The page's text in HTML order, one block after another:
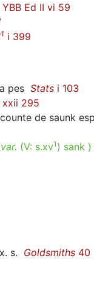
YBB Ed II vi 59
1 i 399
pes Stats i 103
xxii 295
de saunk
var. (V: s.xv1 ) sank )
s. Goldsmiths 40